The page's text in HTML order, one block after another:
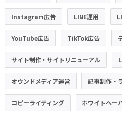
Instagram広告 LINE運用
YouTube広告 TikTok広告
サイト制作・サイトリニューアル
オウンドメディア運営 記事制作・
コピーライティング ホワイトペー